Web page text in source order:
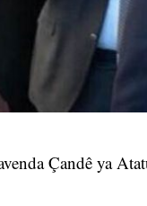
Çandê ya